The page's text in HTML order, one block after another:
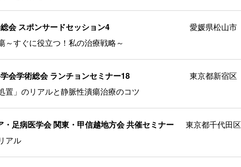
会 スポンサードセッション4
～すぐに役立つ！私の治療戦略～
愛媛県松山市
会学術総会 ランチョンセミナー18
置」のリアルと静脈性潰瘍治療のコツ
東京都新宿区
・足病医学会 関東・甲信越地方会 共催セミナー
アル
東京都千代田区